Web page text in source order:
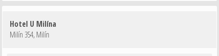
Hotel U Milína
Milín 354,Milín